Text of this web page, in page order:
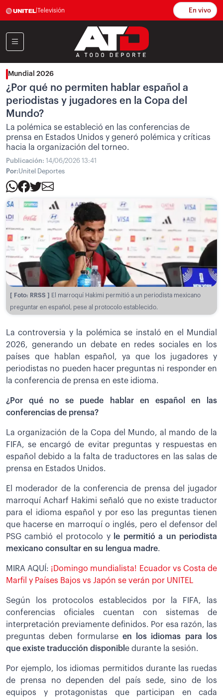
Televisión En vivo
Mundial 2026
¿Por qué no permiten hablar español a
periodistas y jugadores en la Copa del
Mundo?
La polémica se estableció en las conferencias de
prensa en Estados Unidos y generó polémica y críticas
hacia la organización del torneo.
Publicación: 14/06/2026 13:41
Por:Unitel Deportes
[ Foto: RRSS ]
El marroquí Hakimi permitió a un periodista mexicano
preguntar en español, pese al protocolo establecido.
La controversia y la polémica se instaló en el Mundial
2026, generando un debate en redes sociales en los
países que hablan español, ya que los jugadores y
periodistas no pueden hacer preguntas ni responder en
la conferencia de prensa en este idioma.
¿Por qué no se puede hablar en español en las
conferencias de prensa?
La organización de la Copa del Mundo, al mando de la
FIFA, se encargó de evitar preguntas y respuestas en
español debido a la falta de traductores en las salas de
prensa en Estados Unidos.
El moderador de la conferencia de prensa del jugador
marroquí Acharf Hakimi señaló que no existe traductor
para el idioma español y por eso las preguntas tienen
que hacerse en marroquí o inglés, pero el defensor del
PSG cambió el protocolo y
le permitió a un periodista
mexicano consultar en su lengua madre.
MIRA AQUÍ: ¡Domingo mundialista! Ecuador vs Costa de
Marfil y Países Bajos vs Japón se verán por UNITEL
Según los protocolos establecidos por la FIFA, las
conferencias oficiales cuentan con sistemas de
interpretación previamente definidos. Por esa razón, las
preguntas deben formularse en los idiomas para los
que existe traducción disponibl e durante la sesión.
Por ejemplo, los idiomas permitidos durante las ruedas
de prensa no dependen del país sede, sino de los
equipos y protagonistas que participan en cada